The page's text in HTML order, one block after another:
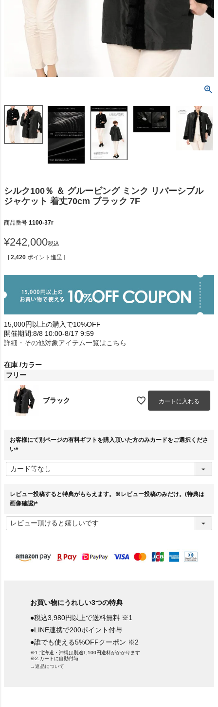
シルク100％ ＆ グルービング ミンク リバーシブル
ジャケット 着丈70cm ブラック 7F
商品番号 1100-37r
¥242,000税込
[ 2,420 ポイント進呈 ]
15,000円以上の購入で10%OFF
開催期間:8/8 10:00-8/17 9:59
詳細・その他対象アイテム一覧はこちら
在庫 カラー
フリー
ブラック カートに入れる
お客様にて別ページの有料ギフトを購入頂いた方のみカードをご選択くださ
い
必
須
レビュー投稿すると特典がもらえます。※レビュー投稿のみだけ。(特典は
画像確認)
必
須
お買い物にうれしい3つの特典
●税込3,980円以上で送料無料 ※1
●LINE連携で200ポイント付与
●誰でも使える5%OFFクーポン ※2
※1.北海道・沖縄は別途1,100円送料がかかります
※2.カートに自動付与
→返品について